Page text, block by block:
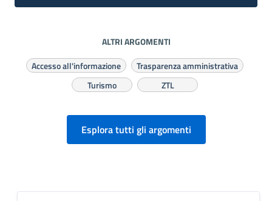
ALTRI ARGOMENTI
Accesso all'informazione
Trasparenza amministrativa
Turismo
ZTL
Esplora tutti gli argomenti